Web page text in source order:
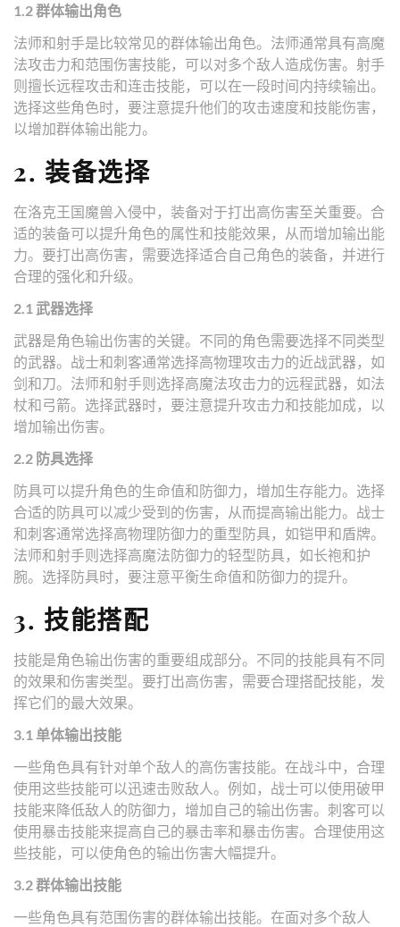
1.2 群体输出角色
法师和射手是比较常见的群体输出角色。法师通常具有高魔
法攻击力和范围伤害技能，可以对多个敌人造成伤害。射手
则擅长远程攻击和连击技能，可以在一段时间内持续输出。
选择这些角色时，要注意提升他们的攻击速度和技能伤害，
以增加群体输出能力。
2. 装备选择
在洛克王国魔兽入侵中，装备对于打出高伤害至关重要。合
适的装备可以提升角色的属性和技能效果，从而增加输出能
力。要打出高伤害，需要选择适合自己角色的装备，并进行
合理的强化和升级。
2.1 武器选择
武器是角色输出伤害的关键。不同的角色需要选择不同类型
的武器。战士和刺客通常选择高物理攻击力的近战武器，如
剑和刀。法师和射手则选择高魔法攻击力的远程武器，如法
杖和弓箭。选择武器时，要注意提升攻击力和技能加成，以
增加输出伤害。
2.2 防具选择
防具可以提升角色的生命值和防御力，增加生存能力。选择
合适的防具可以减少受到的伤害，从而提高输出能力。战士
和刺客通常选择高物理防御力的重型防具，如铠甲和盾牌。
法师和射手则选择高魔法防御力的轻型防具，如长袍和护
腕。选择防具时，要注意平衡生命值和防御力的提升。
3. 技能搭配
技能是角色输出伤害的重要组成部分。不同的技能具有不同
的效果和伤害类型。要打出高伤害，需要合理搭配技能，发
挥它们的最大效果。
3.1 单体输出技能
一些角色具有针对单个敌人的高伤害技能。在战斗中，合理
使用这些技能可以迅速击败敌人。例如，战士可以使用破甲
技能来降低敌人的防御力，增加自己的输出伤害。刺客可以
使用暴击技能来提高自己的暴击率和暴击伤害。合理使用这
些技能，可以使角色的输出伤害大幅提升。
3.2 群体输出技能
一些角色具有范围伤害的群体输出技能。在面对多个敌人